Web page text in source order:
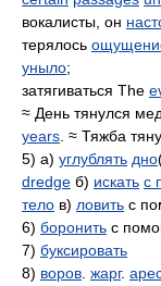
вокалисты, он
терялось
уныло;
затягиваться The
≈ День тянулся
years . ≈ Тяжба
5) а) углублять дно
dredge б) искать с
тело в) ловить с
6) боронить с
7) буксировать
8) воров жарг.